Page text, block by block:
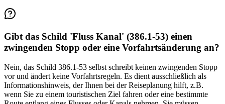
Gibt das Schild 'Fluss Kanal' (386.1-53) einen
zwingenden Stopp oder eine Vorfahrtsänderung an?
Nein, das Schild 386.1-53 selbst schreibt keinen zwingenden Stopp
vor und ändert keine Vorfahrtsregeln. Es dient ausschließlich als
Informationshinweis, der Ihnen bei der Reiseplanung hilft, z.B.
wenn Sie zu einem touristischen Ziel fahren oder eine bestimmte